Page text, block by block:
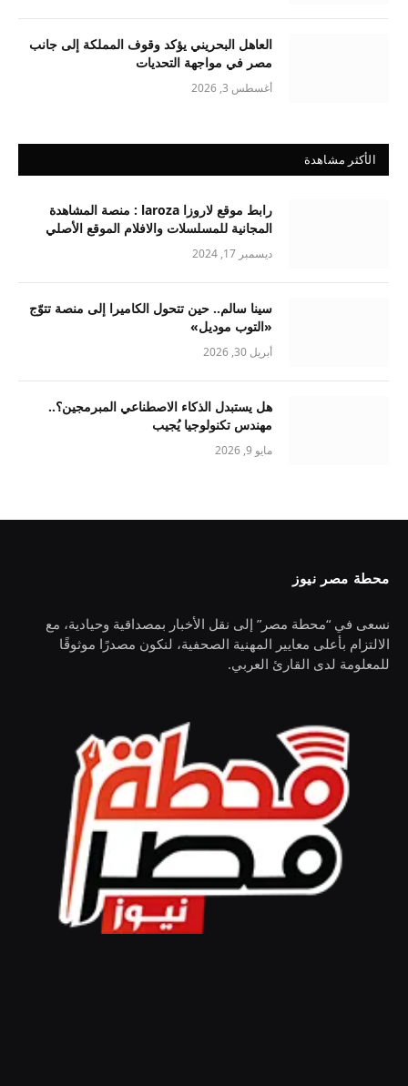
العاهل البحريني يؤكد وقوف المملكة إلى جانب
مصر في مواجهة التحديات
أغسطس 3, 2026
الأكثر مشاهدة
رابط موقع لاروزا laroza : منصة المشاهدة
المجانية للمسلسلات والافلام الموقع الأصلي
ديسمبر 17, 2024
سينا سالم.. حين تتحول الكاميرا إلى منصة تتوّج
«التوب موديل»
أبريل 30, 2026
هل يستبدل الذكاء الاصطناعي المبرمجين؟..
مهندس تكنولوجيا يُجيب
مايو 9, 2026
محطة مصر نيوز
نسعى في “محطة مصر” إلى نقل الأخبار بمصداقية وحيادية، مع
الالتزام بأعلى معايير المهنية الصحفية، لنكون مصدرًا موثوقًا
للمعلومة لدى القارئ العربي.